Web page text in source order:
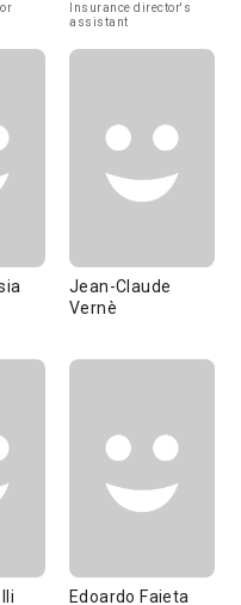
Insurance director's
assistant
Jean-Claude
Vernè
Edoardo Faieta